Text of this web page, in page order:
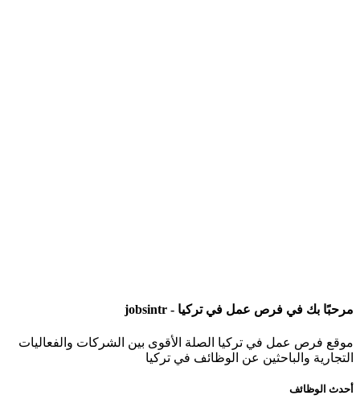
مرحبًا بك في فرص عمل في تركيا - jobsintr
موقع فرص عمل في تركيا الصلة الأقوى بين الشركات والفعاليات
التجارية والباحثين عن الوظائف في تركيا
أحدث الوظائف